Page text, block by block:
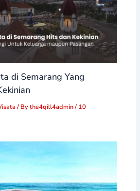
di Semarang Yang
/ Bythe4qill4admin/ 10